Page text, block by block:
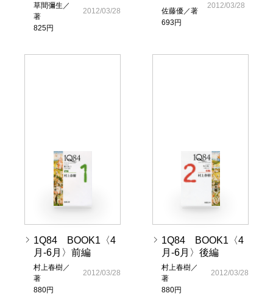
草間彌生／
著
825円
2012/03/28
佐藤優／著
693円
2012/03/28
1Q84 BOOK1〈4
月-6月〉前編
村上春樹／
著
880円
2012/03/28
1Q84 BOOK1〈4
月-6月〉後編
村上春樹／
著
880円
2012/03/28